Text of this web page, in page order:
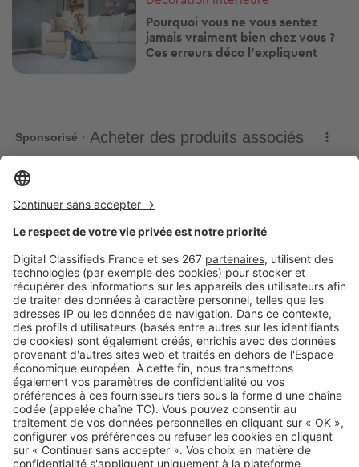
Pourquoi vous ne vous sentez
jamais vraiment bien chez vous ?
Ces erreurs déco l'expliquent